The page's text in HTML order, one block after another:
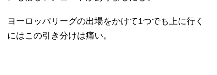
ヨーロッパリーグの出場をかけて1つでも上に行く
にはこの引き分けは痛い。